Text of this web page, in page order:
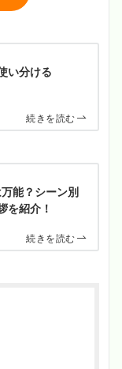
い分ける
続きを読む
能？シーン別
を紹介！
続きを読む